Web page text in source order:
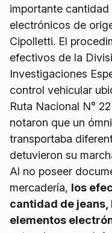
importante
electrónicos de
Cipolletti. El
efectivos de la
Investigaciones
control vehicular
Ruta Nacional N°
notaron que un
transportaba
detuvieron su
Al no poseer
mercadería, los
cantidad de jeans,
elementos